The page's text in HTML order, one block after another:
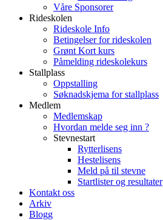
Våre Sponsorer
Rideskolen
Rideskole Info
Betingelser for rideskolen
Grønt Kort kurs
Påmelding rideskolekurs
Stallplass
Oppstalling
Søknadskjema for stallplass
Medlem
Medlemskap
Hvordan melde seg inn ?
Stevnestart
Rytterlisens
Hestelisens
Meld på til stevne
Startlister og resultater
Kontakt oss
Arkiv
Blogg